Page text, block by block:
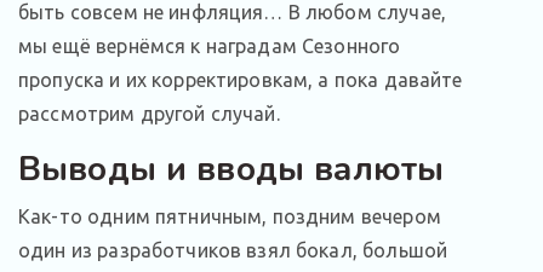
быть совсем не инфляция… В любом случае,
мы ещё вернёмся к наградам Сезонного
пропуска и их корректировкам, а пока давайте
рассмотрим другой случай.
Выводы и вводы валюты
Как-то одним пятничным, поздним вечером
один из разработчиков взял бокал, большой